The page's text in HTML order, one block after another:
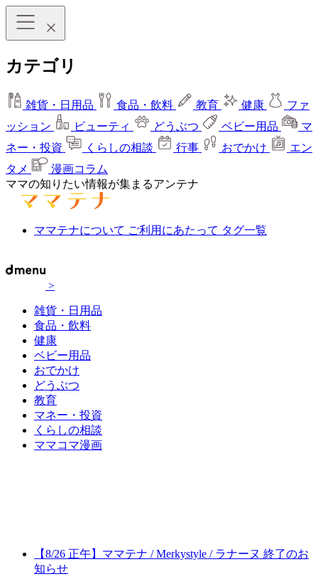
カテゴリ
雑貨・日用品 食品・飲料 教育 健康
ファ
ッション
ビューティ どうぶつ ベビー用品
マ
ネー・投資
くらしの相談 行事 おでかけ
エン
タメ
漫画コラム
ママの知りたい情報が集まるアンテナ
ママテナについて ご利用にあたって タグ一覧
>
雑貨・日用品
食品・飲料
健康
ベビー用品
おでかけ
どうぶつ
教育
マネー・投資
くらしの相談
ママコマ漫画
【8/26 正午】ママテナ / Merkystyle / ラナーヌ 終了のお
知らせ